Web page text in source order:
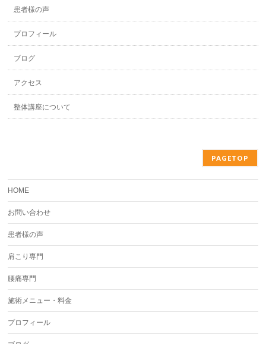
患者様の声
プロフィール
ブログ
アクセス
整体講座について
PAGETOP
HOME
お問い合わせ
患者様の声
肩こり専門
腰痛専門
施術メニュー・料金
プロフィール